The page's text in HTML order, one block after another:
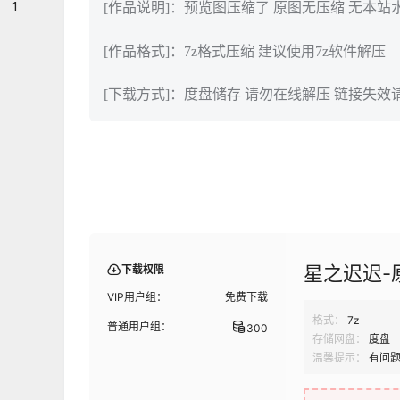
[作品说明]：预览图压缩了 原图无压缩 无本站
[作品格式]：7z格式压缩 建议使用7z软件解压
[下载方式]：度盘储存 请勿在线解压 链接失效
下载权限
VIP用户组： 免费下载
普通用户组： 300
星之迟迟-
格式：
7z
存储网盘：
度盘
温馨提示：
有问
1